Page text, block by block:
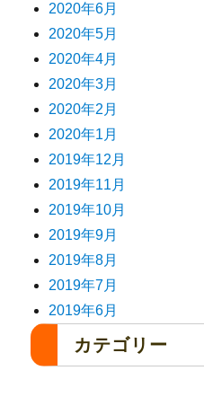
2020年6月
2020年5月
2020年4月
2020年3月
2020年2月
2020年1月
2019年12月
2019年11月
2019年10月
2019年9月
2019年8月
2019年7月
2019年6月
カテゴリー